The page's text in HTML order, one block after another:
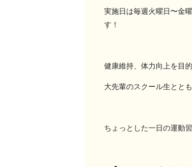
実施日は毎週火曜日〜金
す！
健康維持、体力向上を目
大先輩のスクール生とと
ちょっとした一日の運動